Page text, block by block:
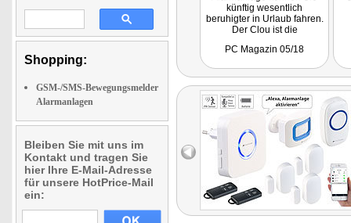
Shopping:
GSM-/SMS-Bewegungsmelder
Alarmanlagen
Bleiben Sie mit uns im
Kontakt und tragen Sie
hier Ihre E-Mail-Adresse
für unsere HotPrice-Mail
ein:
künftig wesentlich
beruhigter in Urlaub fahren.
Der Clou ist die
sodass sich auch größere
Getestet wurde NX4406
PC Magazin 05/18